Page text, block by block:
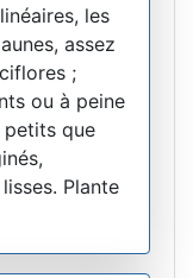
les
assez
;
ou à peine
petits que
Plante